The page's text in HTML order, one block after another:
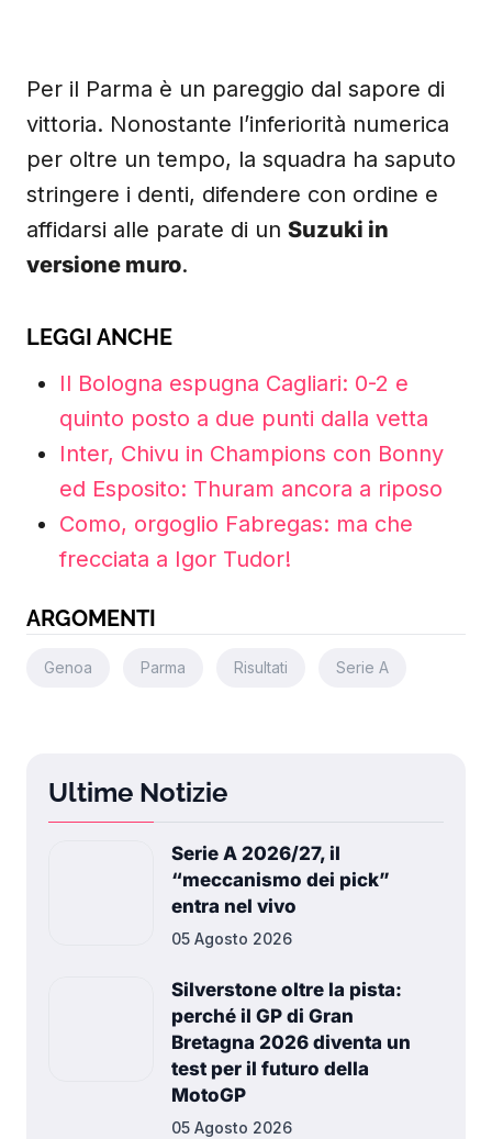
Per il Parma è un pareggio dal sapore di
vittoria. Nonostante l’inferiorità numerica
per oltre un tempo, la squadra ha saputo
stringere i denti, difendere con ordine e
affidarsi alle parate di un Suzuki in
versione muro.
LEGGI ANCHE
Il Bologna espugna Cagliari: 0-2 e
quinto posto a due punti dalla vetta
Inter, Chivu in Champions con Bonny
ed Esposito: Thuram ancora a riposo
Como, orgoglio Fabregas: ma che
frecciata a Igor Tudor!
ARGOMENTI
Genoa Parma Risultati Serie A
Ultime Notizie
Serie A 2026/27, il
“meccanismo dei pick”
entra nel vivo
05 Agosto 2026
Silverstone oltre la pista:
perché il GP di Gran
Bretagna 2026 diventa un
test per il futuro della
MotoGP
05 Agosto 2026